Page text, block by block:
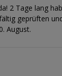
2 Tage lang
geprüften
August.